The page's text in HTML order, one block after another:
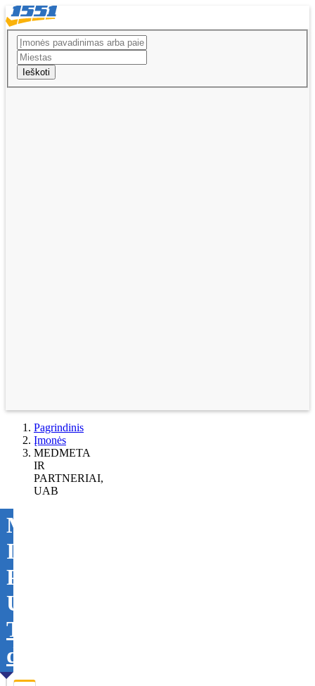
Ieškoti
Pagrindinis
Įmonės
MEDMETA
IR
PARTNERIAI,
UAB
MEDMETA
IR
PARTNERIAI,
UAB
Tikslinti
duomenis